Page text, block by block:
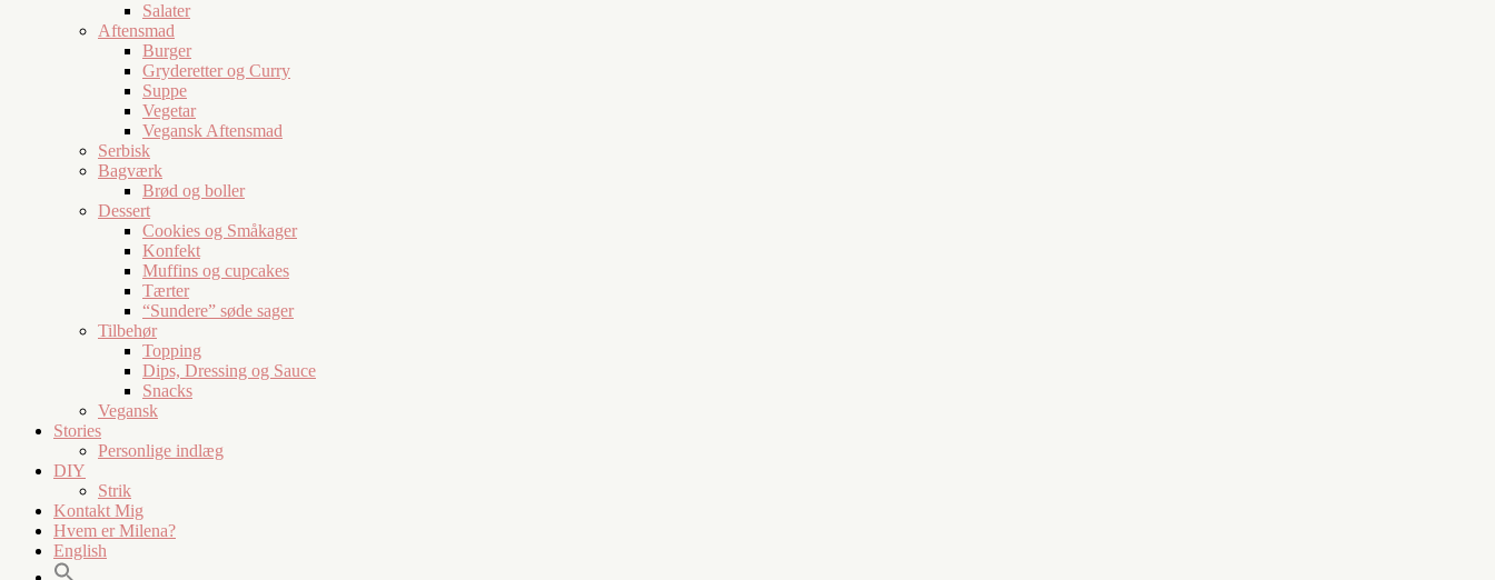
Salater
Aftensmad
Burger
Gryderetter og Curry
Suppe
Vegetar
Vegansk Aftensmad
Serbisk
Bagværk
Brød og boller
Dessert
Cookies og Småkager
Konfekt
Muffins og cupcakes
Tærter
“Sundere” søde sager
Tilbehør
Topping
Dips, Dressing og Sauce
Snacks
Vegansk
Stories
Personlige indlæg
DIY
Strik
Kontakt Mig
Hvem er Milena?
English